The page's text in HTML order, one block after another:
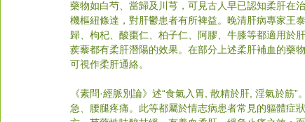
藥物如白芍、當歸及川芎，可見古人早已認知柔肝在
機樞紐條達，對肝鬱患者有所裨益。晚清肝病專家王
歸、枸杞、酸棗仁、柏子仁、阿膠、牛膝等都適用於
蒺藜都有柔肝潛陽的效果。在部分上述柔肝補血的藥
可視作柔肝通絡。
《素問·經脈別論》述“食氣入胃, 散精於肝, 淫氣於
急、腰腿疼痛。此等都屬於情志病患者常見的軀體症